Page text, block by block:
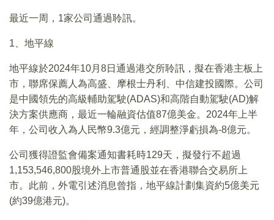
最近一周，1家公司通過聆訊。
1、地平線
地平線於2024年10月8日通過港交所聆訊，擬在香港主板上
市，聯席保薦人為高盛、摩根士丹利、中信建投國際。公司
是中國領先的高級輔助駕駛(ADAS)和高階自動駕駛(AD)解
決方案供應商，最近一輪融資估值87億美金。2024年上半
年，公司收入為人民幣9.3億元，經調整淨虧損為-8億元。
公司獲得證監會備案通知書耗時129天，擬發行不超過
1,153,546,800股境外上市普通股並在香港聯合交易所上
市。此前，外電引述消息曾指，地平線計劃集資約5億美元
(約39億港元)。